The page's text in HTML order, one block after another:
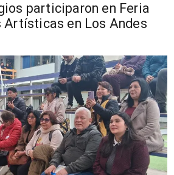
participaron en Feria
Artísticas en Los Andes